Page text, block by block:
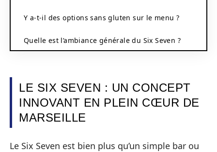
Y a-t-il des options sans gluten sur le menu ?
Quelle est l’ambiance générale du Six Seven ?
LE SIX SEVEN : UN CONCEPT
INNOVANT EN PLEIN CŒUR DE
MARSEILLE
Le Six Seven est bien plus qu’un simple bar ou